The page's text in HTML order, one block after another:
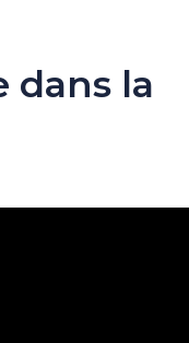
dans la